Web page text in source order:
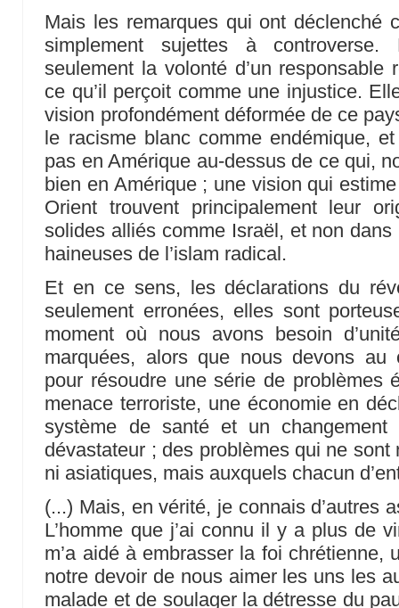
Mais les remarques qui ont déclenché
simplement sujettes à
seulement la volonté d’un responsable
ce qu’il perçoit comme une injustice.
vision profondément déformée de ce
le racisme blanc comme endémique,
pas en Amérique au-dessus de ce qui,
bien en Amérique ; une vision qui
Orient trouvent principalement leur
solides alliés comme Israël, et non
haineuses de l’islam radical.
Et en ce sens, les déclarations du
seulement erronées, elles sont
moment où nous avons besoin
marquées, alors que nous devons au
pour résoudre une série de problèmes
menace terroriste, une économie en
système de santé et un changement
dévastateur ; des problèmes qui ne
ni asiatiques, mais auxquels chacun
(...) Mais, en vérité, je connais d’autres
L’homme que j’ai connu il y a plus de
m’a aidé à embrasser la foi chrétienne,
notre devoir de nous aimer les uns les
malade et de soulager la détresse du